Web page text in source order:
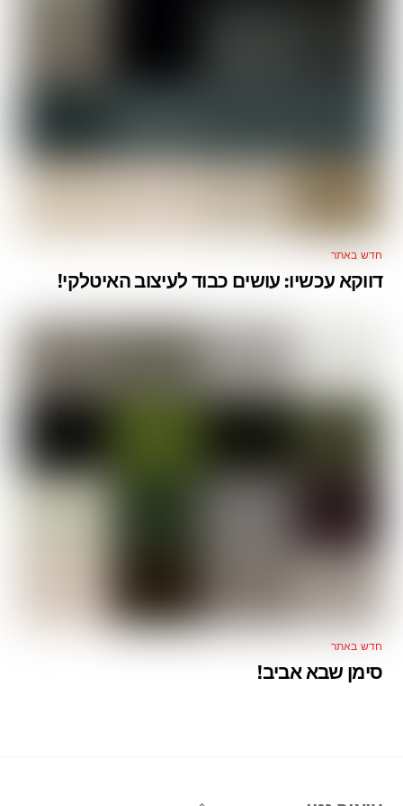
חדש באתר
דווקא עכשיו: עושים כבוד לעיצוב האיטלקי!
חדש באתר
סימן שבא אביב!